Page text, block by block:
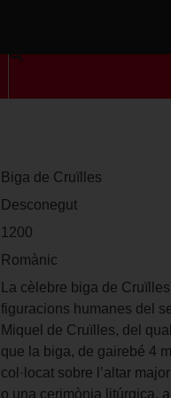
Biga de Cruïlles
Desconegut
1200
Romànic
La cèlebre biga de
figuracions humanes del
Miquel de Cruïlles, del
que la biga, de gairebé 4
col·locat sobre l’altar
o una cerimònia litúrgica,